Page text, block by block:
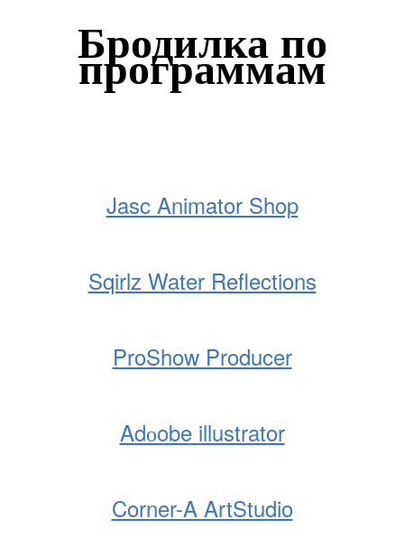
Бродилка по
программам
Jasc Animator Shop
Sqirlz Water Reflections
ProShow Producer
Adоobe illustrator
Corner-A ArtStudio